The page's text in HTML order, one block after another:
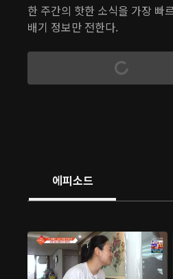
한 주간의 핫한 소식을 가장 빠
배기 정보만 전한다.
에피소드